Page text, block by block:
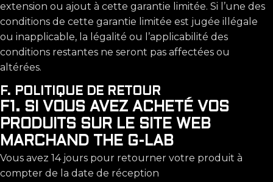
extension ou ajout à cette garantie limitée. Si l’une des
conditions de cette garantie limitée est jugée illégale
ou inapplicable, la légalité ou l’applicabilité des
conditions restantes ne seront pas affectées ou
altérées.
F. POLITIQUE DE RETOUR
F1. SI VOUS AVEZ ACHETÉ VOS
PRODUITS SUR LE SITE WEB
MARCHAND THE G-LAB
Vous avez 14 jours pour retourner votre produit à
compter de la date de réception